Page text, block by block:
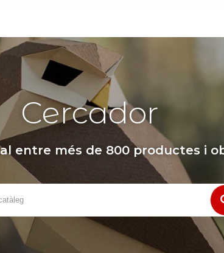
Cercador
entre més de 800 productes i